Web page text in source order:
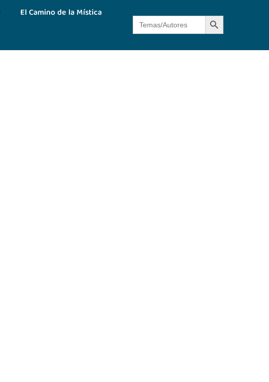
El Camino de la Mística
Botón de